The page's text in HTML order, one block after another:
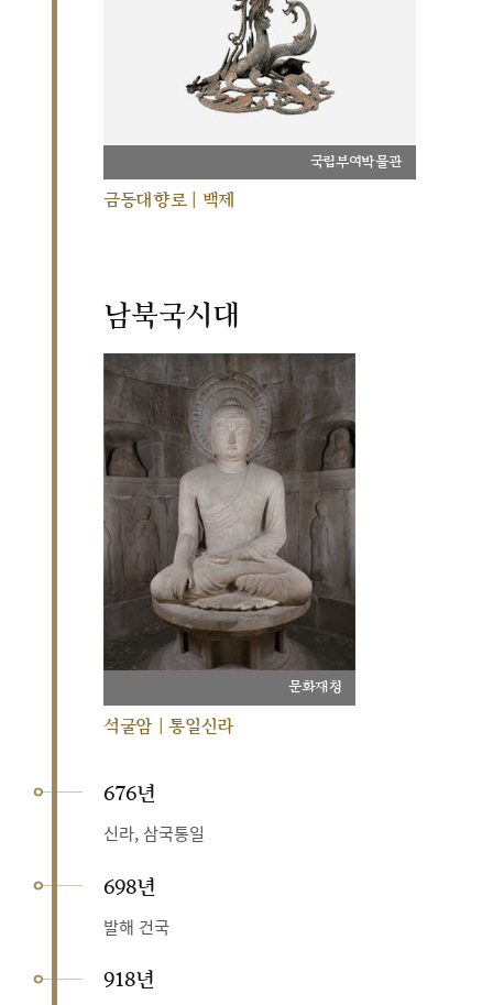
국립부여박물관
금동대향로 | 백제
남북국시대
문화재청
석굴암 | 통일신라
676년
신라, 삼국통일
698년
발해 건국
918년